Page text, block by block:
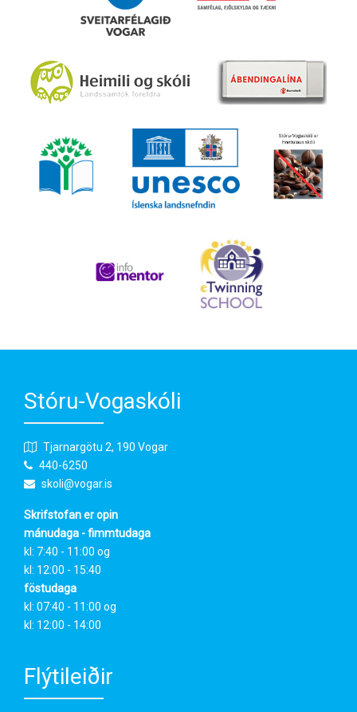
Stóru-Vogaskóli
Tjarnargötu 2, 190 Vogar
440-6250
skoli@vogar.is
Skrifstofan er opin
mánudaga - fimmtudaga
kl: 7:40 - 11:00 og
kl: 12:00 - 15:40
föstudaga
kl: 07:40 - 11:00 og
kl: 12:00 - 14:00
Flýtileiðir